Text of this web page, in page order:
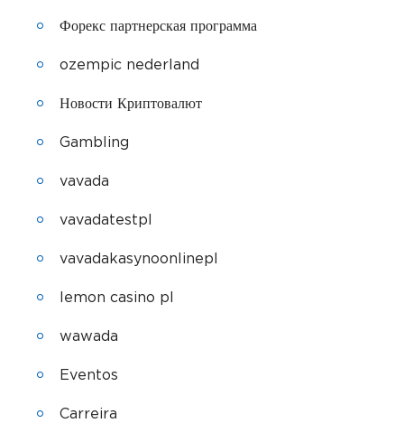
Форекс партнерская программа
ozempic nederland
Новости Криптовалют
Gambling
vavada
vavadatestpl
vavadakasynoonlinepl
lemon casino pl
wawada
Eventos
Carreira